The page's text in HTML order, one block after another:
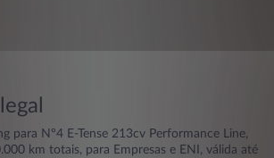
para Nº4 E-Tense 213cv Performance Line,
km totais, para Empresas e ENI, válida até